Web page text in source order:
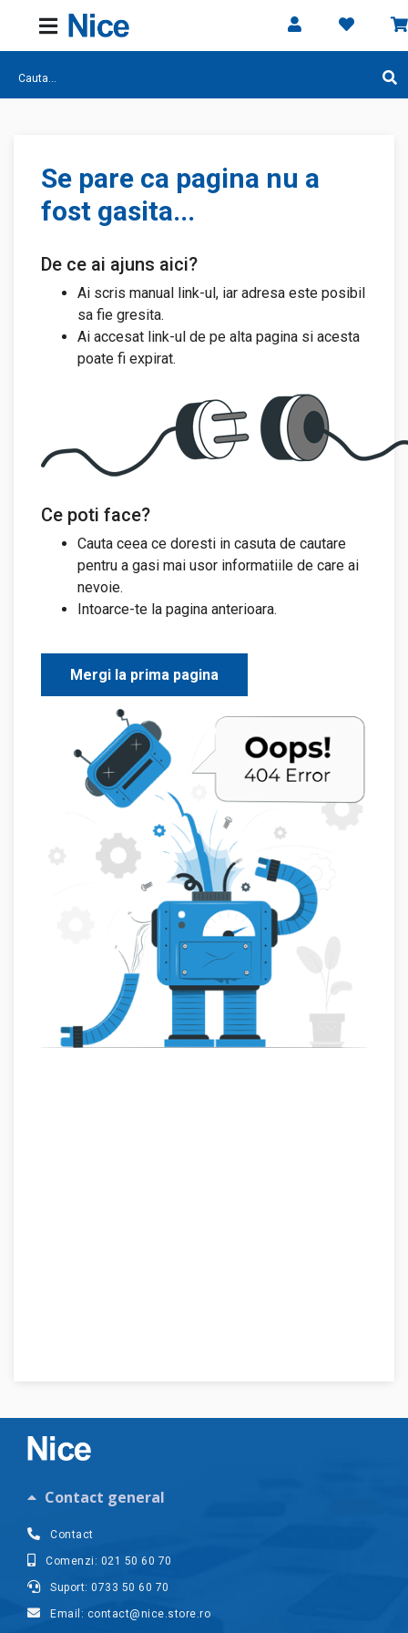
Se pare ca pagina nu a
fost gasita...
De ce ai ajuns aici?
Ai scris manual link-ul, iar adresa este posibil
sa fie gresita.
Ai accesat link-ul de pe alta pagina si acesta
poate fi expirat.
Ce poti face?
Cauta ceea ce doresti in casuta de cautare
pentru a gasi mai usor informatiile de care ai
nevoie.
Intoarce-te la pagina anterioara.
Mergi la prima pagina
Contact general
Contact
Comenzi: 021 50 60 70
Suport: 0733 50 60 70
Email: contact@nice.store.ro